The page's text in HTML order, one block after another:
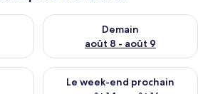
ce soir août 7 - août 8
Demain
août 8 - août 9
Vérifier la disponibilité pour
ce week-end août 7 - août 9
Le week-end prochain
Vérifier la disponibilité pour